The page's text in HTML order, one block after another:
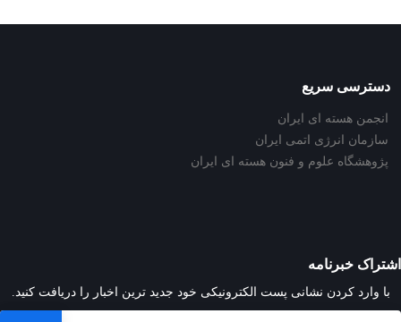
دسترسی سریع
انجمن هسته ای ایران
سازمان انرژی اتمی ایران
پژوهشگاه علوم و فنون هسته ای ایران
اشتراک خبرنامه
با وارد کردن نشانی پست الکترونیکی خود جدید ترین اخبار را دریافت کنید.